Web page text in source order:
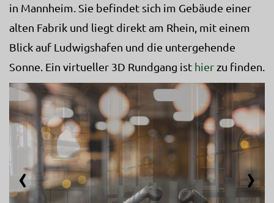
in Mannheim. Sie befindet sich im Gebäude einer
alten Fabrik und liegt direkt am Rhein, mit einem
Blick auf Ludwigshafen und die untergehende
Sonne. Ein virtueller 3D Rundgang ist hier zu finden.
‹ ›